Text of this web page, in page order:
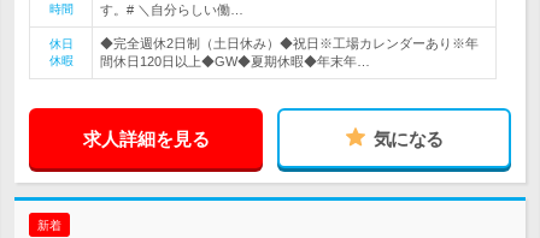
時間
す。# ＼自分らしい働…
休日
休暇
◆完全週休2日制（土日休み）◆祝日※工場カレンダーあり※年
間休日120日以上◆GW◆夏期休暇◆年末年…
求人詳細を見る 気になる
新着